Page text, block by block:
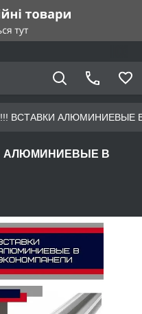
ВСТАВКИ
АЛЮМИНИЕВЫЕ В